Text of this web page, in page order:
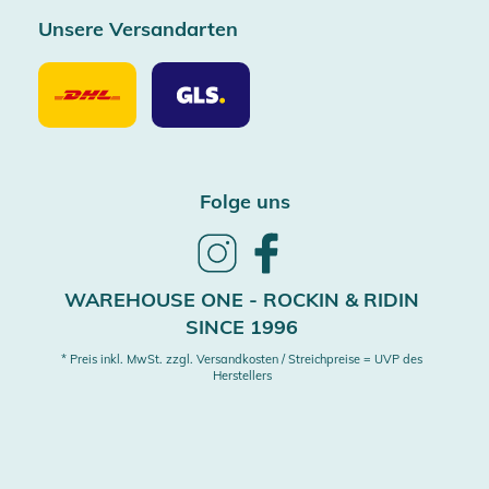
Unsere Versandarten
Unsere
Versandarten
DHL
Unsere
Versandarten
GLS
Folge uns
Follow
InstagramFacebook
WAREHOUSE ONE - ROCKIN & RIDIN
SINCE 1996
* Preis inkl. MwSt. zzgl. Versandkosten / Streichpreise = UVP des
Herstellers